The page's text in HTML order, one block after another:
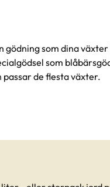
gödning som dina
som
passar de flesta växter.